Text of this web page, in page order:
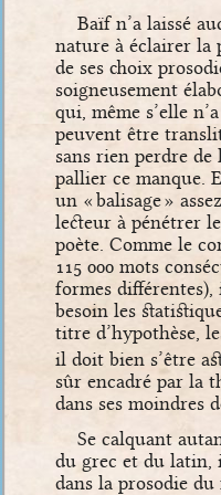
Baïf n’a laissé
nature à éclairer la
de ses choix
soigneusement
qui, même s’elle
peuvent être
sans rien perdre
pallier ce manque.
un « balisage »
lecteur à pénétrer
poète. Comme le
115 000 mots
formes
besoin les
titre d’hypothèse,
il doit bien s’être
sûr encadré par la
dans ses moindres
Se calquant
du grec et du latin,
dans la prosodie